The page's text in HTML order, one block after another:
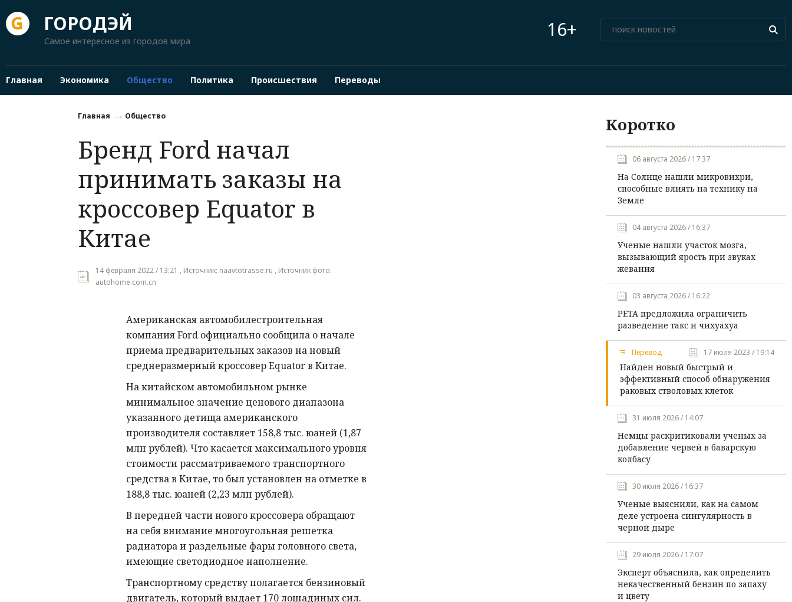
ГОРОДЭЙ
Самое интересное из городов мира 16+
Главная Экономика Общество Политика Происшествия Переводы
Главная Общество
Бренд Ford начал
принимать заказы на
кроссовер Equator в
Китае
14 февраля 2022 / 13:21 , Источник: naavtotrasse.ru , Источник фото:
autohome.com.cn
Американская автомобилестроительная
компания Ford официально сообщила о начале
приема предварительных заказов на новый
среднеразмерный кроссовер Equator в Китае.
На китайском автомобильном рынке
минимальное значение ценового диапазона
указанного детища американского
производителя составляет 158,8 тыс. юаней (1,87
млн рублей). Что касается максимального уровня
стоимости рассматриваемого транспортного
средства в Китае, то был установлен на отметке в
188,8 тыс. юаней (2,23 млн рублей).
В передней части нового кроссовера обращают
на себя внимание многоугольная решетка
радиатора и раздельные фары головного света,
имеющие светодиодное наполнение.
Транспортному средству полагается бензиновый
двигатель, который выдает 170 лошадиных сил.
Коротко
06 августа 2026 / 17:37
На Солнце нашли микровихри,
способные влиять на технику на
Земле
04 августа 2026 / 16:37
Ученые нашли участок мозга,
вызывающий ярость при звуках
жевания
03 августа 2026 / 16:22
PETA предложила ограничить
разведение такс и чихуахуа
Перевод 17 июля 2023 / 19:14
Найден новый быстрый и
эффективный способ обнаружения
раковых стволовых клеток
31 июля 2026 / 14:07
Немцы раскритиковали ученых за
добавление червей в баварскую
колбасу
30 июля 2026 / 16:37
Ученые выяснили, как на самом
деле устроена сингулярность в
черной дыре
29 июля 2026 / 17:07
Эксперт объяснила, как определить
некачественный бензин по запаху
и цвету